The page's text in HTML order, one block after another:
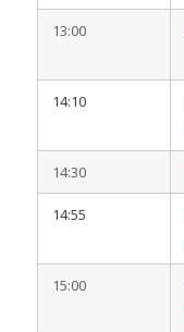
13:00
14:10
14:30
14:55
15:00